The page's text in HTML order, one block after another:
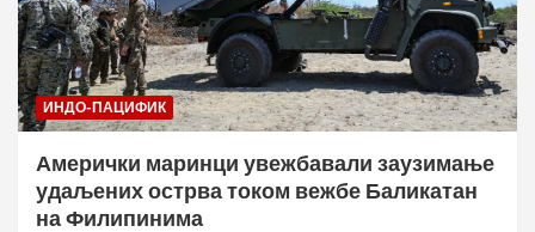
ИНДО-ПАЦИФИК
Амерички маринци увежбавали заузимање
удаљених острва током вежбе Баликатан
на Филипинима